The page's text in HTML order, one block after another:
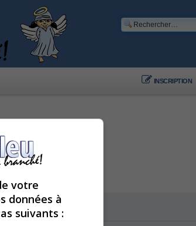
INSCRIPTION
votre
données à
suivants :